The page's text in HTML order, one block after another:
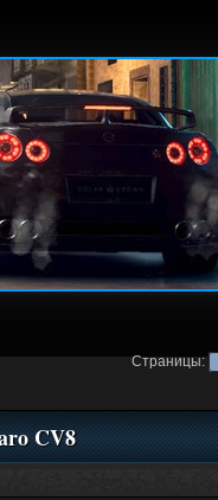
Страницы:
CV8